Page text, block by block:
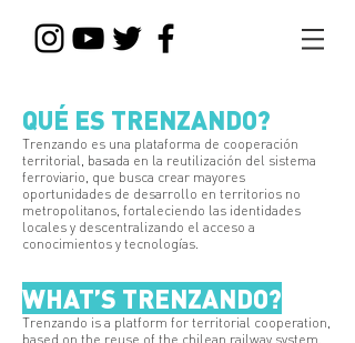
QUÉ ES TRENZANDO?
Trenzando es una plataforma de cooperación
territorial, basada en la reutilización del sistema
ferroviario, que busca crear mayores
oportunidades de desarrollo en territorios no
metropolitanos, fortaleciendo las identidades
locales y descentralizando el acceso a
conocimientos y tecnologías.
WHAT’S TRENZANDO?
Trenzando is a platform for territorial cooperation,
based on the reuse of the chilean railway system,